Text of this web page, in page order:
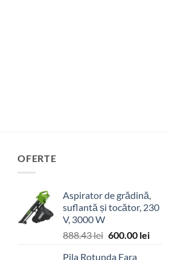
OFERTE
Aspirator de grădină,
suflantă și tocător, 230
V, 3000 W
888.43lei Prețul
600.00 leiPrețul
Pila Rotunda Fara